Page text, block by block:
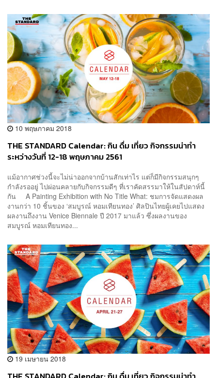
10 พฤษภาคม 2018
THE STANDARD Calendar: กิน ดื่ม เที่ยว กิจกรรมน่าทำ
ระหว่างวันที่ 12-18 พฤษภาคม 2561
แม้อากาศช่วงนี้จะไม่น่าออกจากบ้านสักเท่าไร แต่ก็มีกิจกรรมสนุกๆ
กำลังรออยู่ ไปผ่อนคลายกับกิจกรรมดีๆ ที่เราคัดสรรมาให้ในสัปดาห์นี้
กัน A Painting Exhibition with No Title What: ชมการจัดแสดงผล
งานกว่า 10 ชิ้นของ ‘สมบูรณ์ หอมเทียนทอง’ ศิลปินไทยผู้เคยไปแสดง
ผลงานถึงงาน Venice Biennale ปี 2017 มาแล้ว ซึ่งผลงานของ
สมบูรณ์ หอมเทียนทอง...
19 เมษายน 2018